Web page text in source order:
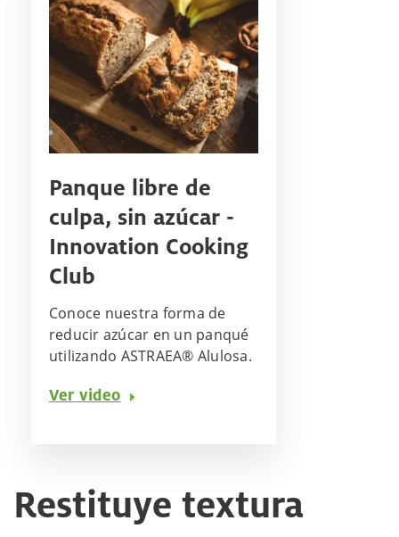
Panque libre de
culpa, sin azúcar -
Innovation Cooking
Club
Conoce nuestra forma de
reducir azúcar en un panqué
utilizando ASTRAEA® Alulosa.
Ver video
Restituye textura